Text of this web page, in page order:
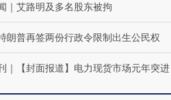
｜ 艾路明及多名股东被拘
朗普再签两份行政令限制出生公民权
｜ 【封面报道】电力现货市场元年突进